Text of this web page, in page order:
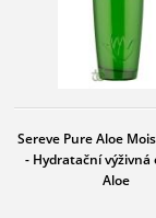
Sereve Pure Aloe
- Hydratační výživná
Aloe